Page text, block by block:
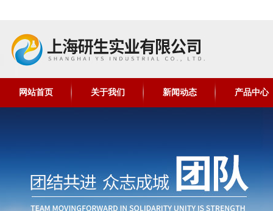
网站首页 关于我们 新闻动态 产品中心